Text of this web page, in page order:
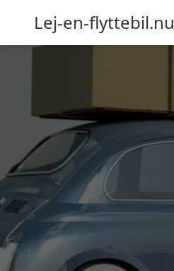
Lej-en-flyttebil.nu